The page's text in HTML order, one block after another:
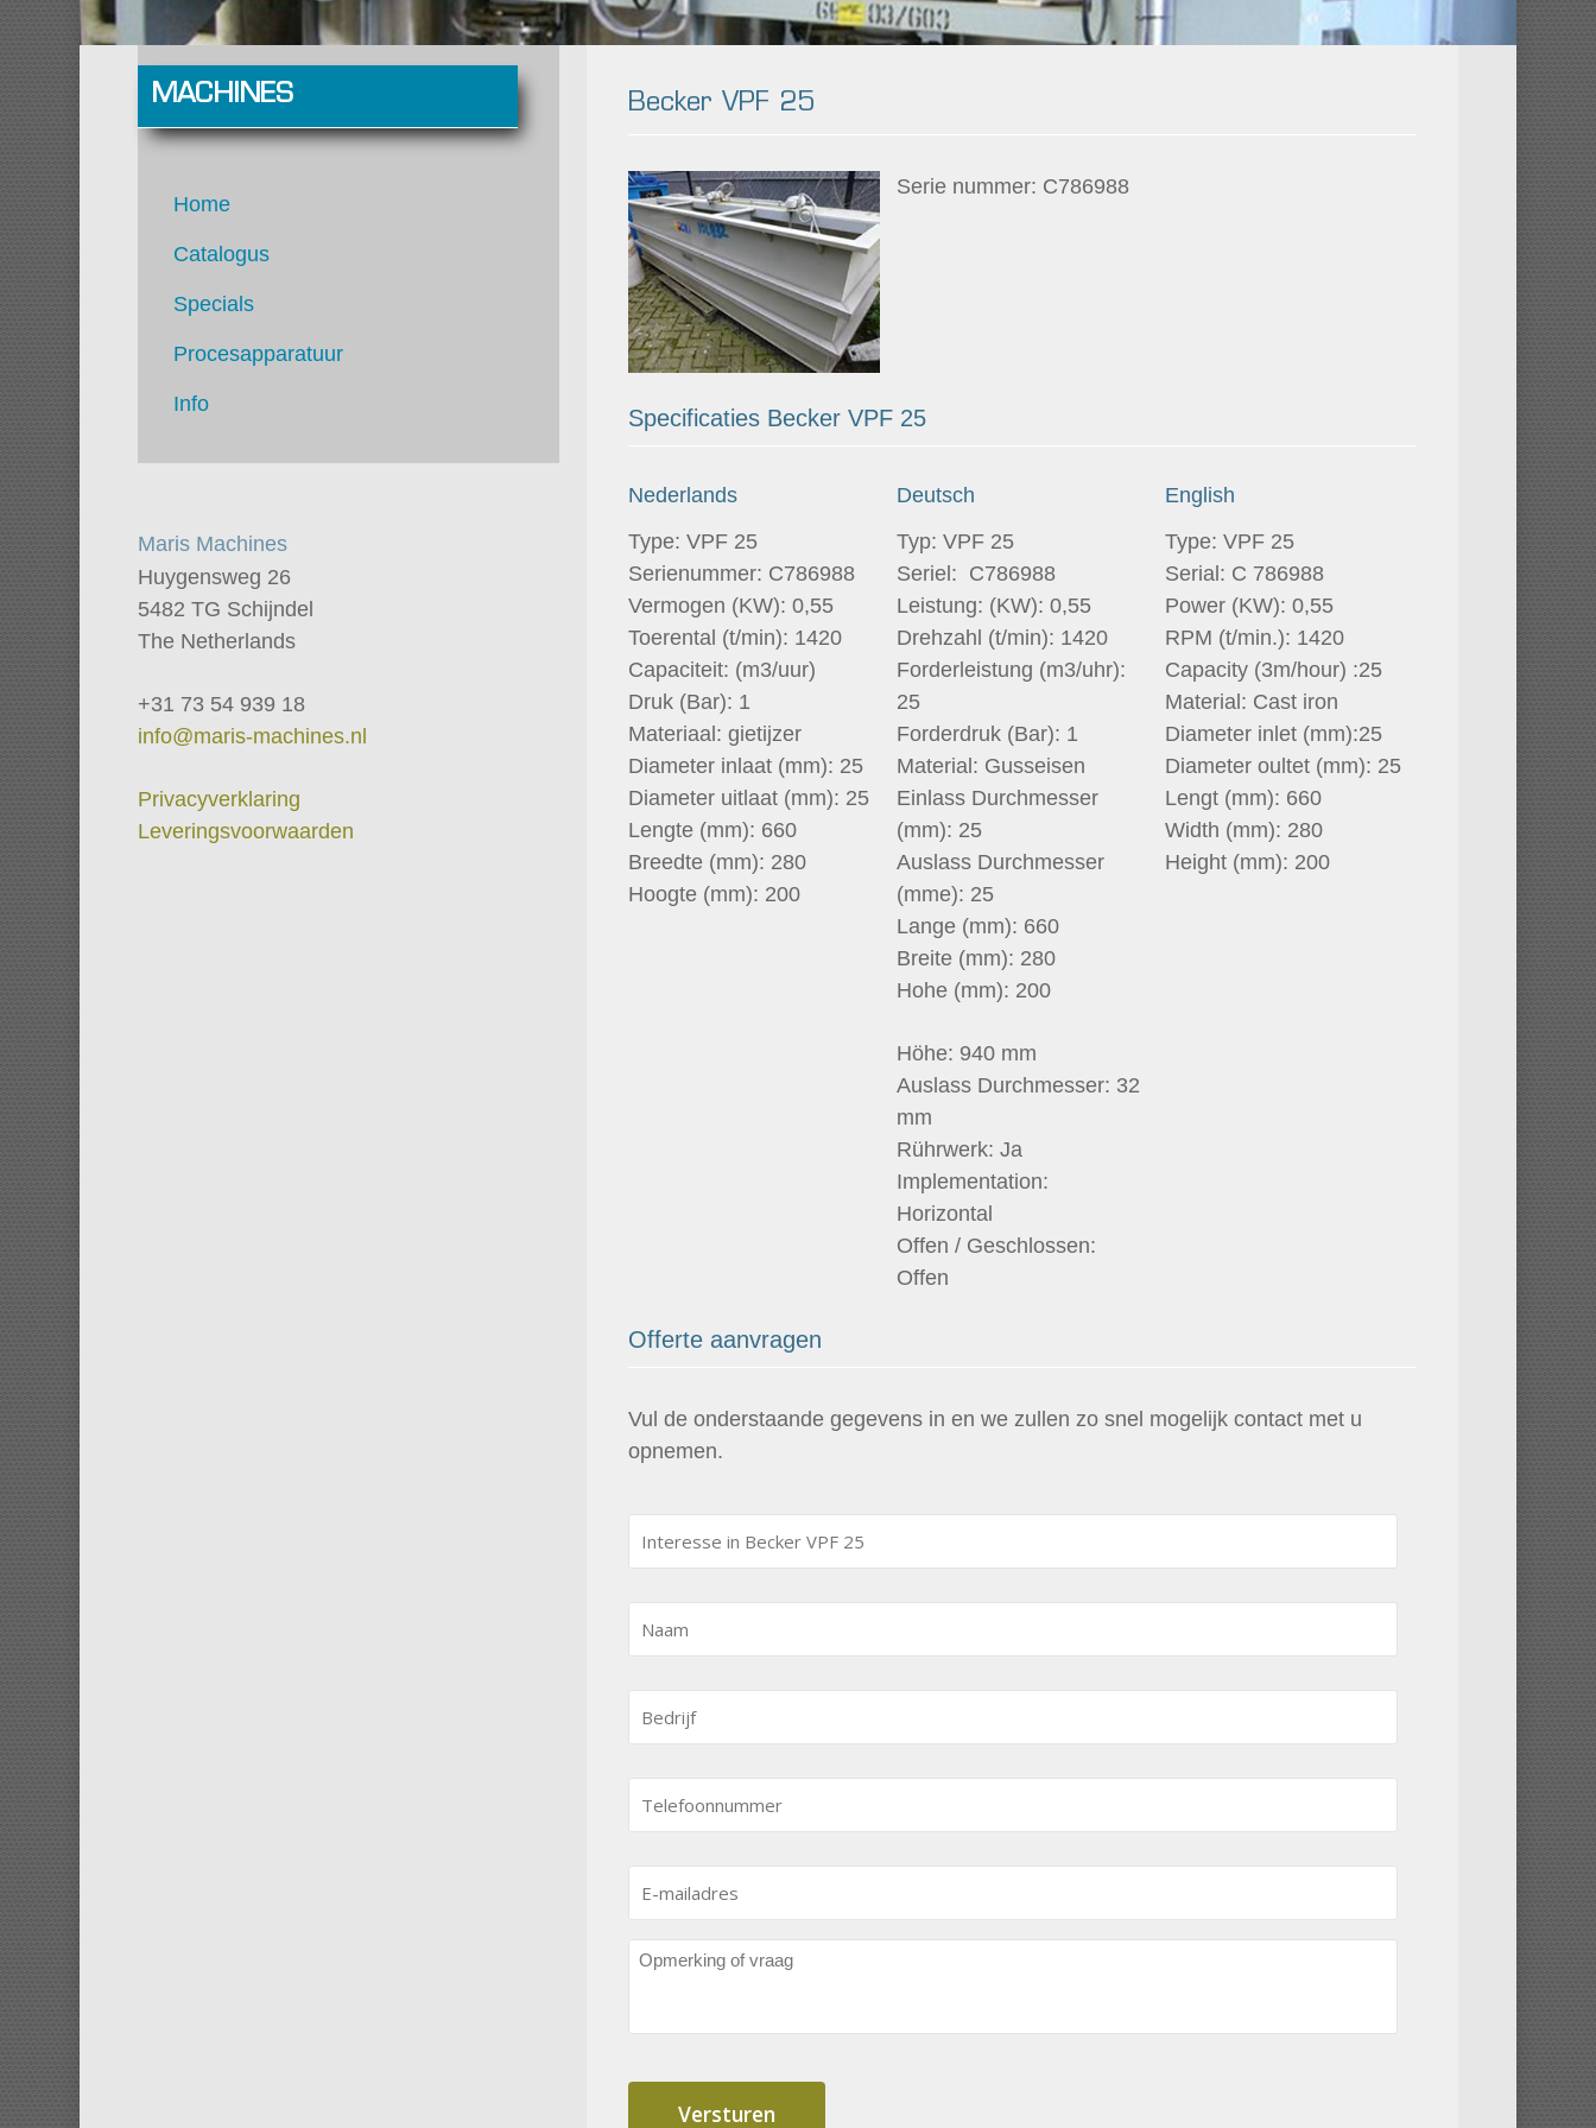
MACHINES
Home
Catalogus
Specials
Procesapparatuur
Info
Maris Machines
Huygensweg 26
5482 TG Schijndel
The Netherlands
+31 73 54 939 18
info@maris-machines.nl
Privacyverklaring
Leveringsvoorwaarden
Becker VPF 25
Serie nummer: C786988
Specificaties Becker VPF 25
Nederlands
Type: VPF 25
Serienummer: C786988
Vermogen (KW): 0,55
Toerental (t/min): 1420
Capaciteit: (m3/uur)
Druk (Bar): 1
Materiaal: gietijzer
Diameter inlaat (mm): 25
Diameter uitlaat (mm): 25
Lengte (mm): 660
Breedte (mm): 280
Hoogte (mm): 200
Deutsch
Typ: VPF 25
Seriel: C786988
Leistung: (KW): 0,55
Drehzahl (t/min): 1420
Forderleistung (m3/uhr):
25
Forderdruk (Bar): 1
Material: Gusseisen
Einlass Durchmesser
(mm): 25
Auslass Durchmesser
(mme): 25
Lange (mm): 660
Breite (mm): 280
Hohe (mm): 200
Höhe: 940 mm
Auslass Durchmesser: 32
mm
Rührwerk: Ja
Implementation:
Horizontal
Offen / Geschlossen:
Offen
English
Type: VPF 25
Serial: C 786988
Power (KW): 0,55
RPM (t/min.): 1420
Capacity (3m/hour) :25
Material: Cast iron
Diameter inlet (mm):25
Diameter oultet (mm): 25
Lengt (mm): 660
Width (mm): 280
Height (mm): 200
Offerte aanvragen
Vul de onderstaande gegevens in en we zullen zo snel mogelijk contact met u
opnemen.
Interesse
in
Naam
Bedrijf
Telefoonnummer
E-
mailadres *
Opmerking